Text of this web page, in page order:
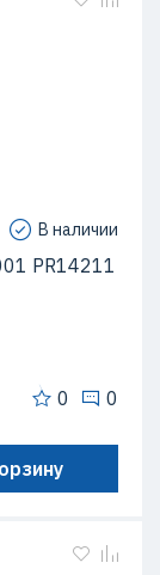
В наличии
PR14211
0 0